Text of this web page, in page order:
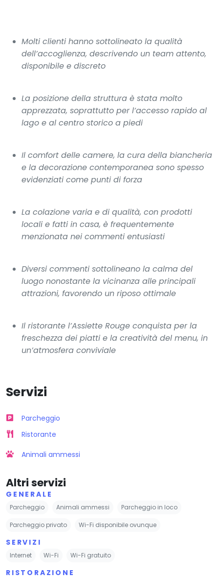
Molti clienti hanno sottolineato la qualità
dell’accoglienza, descrivendo un team attento,
disponibile e discreto
La posizione della struttura è stata molto
apprezzata, soprattutto per l’accesso rapido al
lago e al centro storico a piedi
Il comfort delle camere, la cura della biancheria
e la decorazione contemporanea sono spesso
evidenziati come punti di forza
La colazione varia e di qualità, con prodotti
locali e fatti in casa, è frequentemente
menzionata nei commenti entusiasti
Diversi commenti sottolineano la calma del
luogo nonostante la vicinanza alle principali
attrazioni, favorendo un riposo ottimale
Il ristorante l’Assiette Rouge conquista per la
freschezza dei piatti e la creatività del menu, in
un’atmosfera conviviale
Servizi
Parcheggio
Ristorante
Animali ammessi
Altri servizi
GENERALE
Parcheggio Animali ammessi Parcheggio in loco
Parcheggio privato Wi-Fi disponibile ovunque
SERVIZI
Internet Wi-Fi Wi-Fi gratuito
RISTORAZIONE